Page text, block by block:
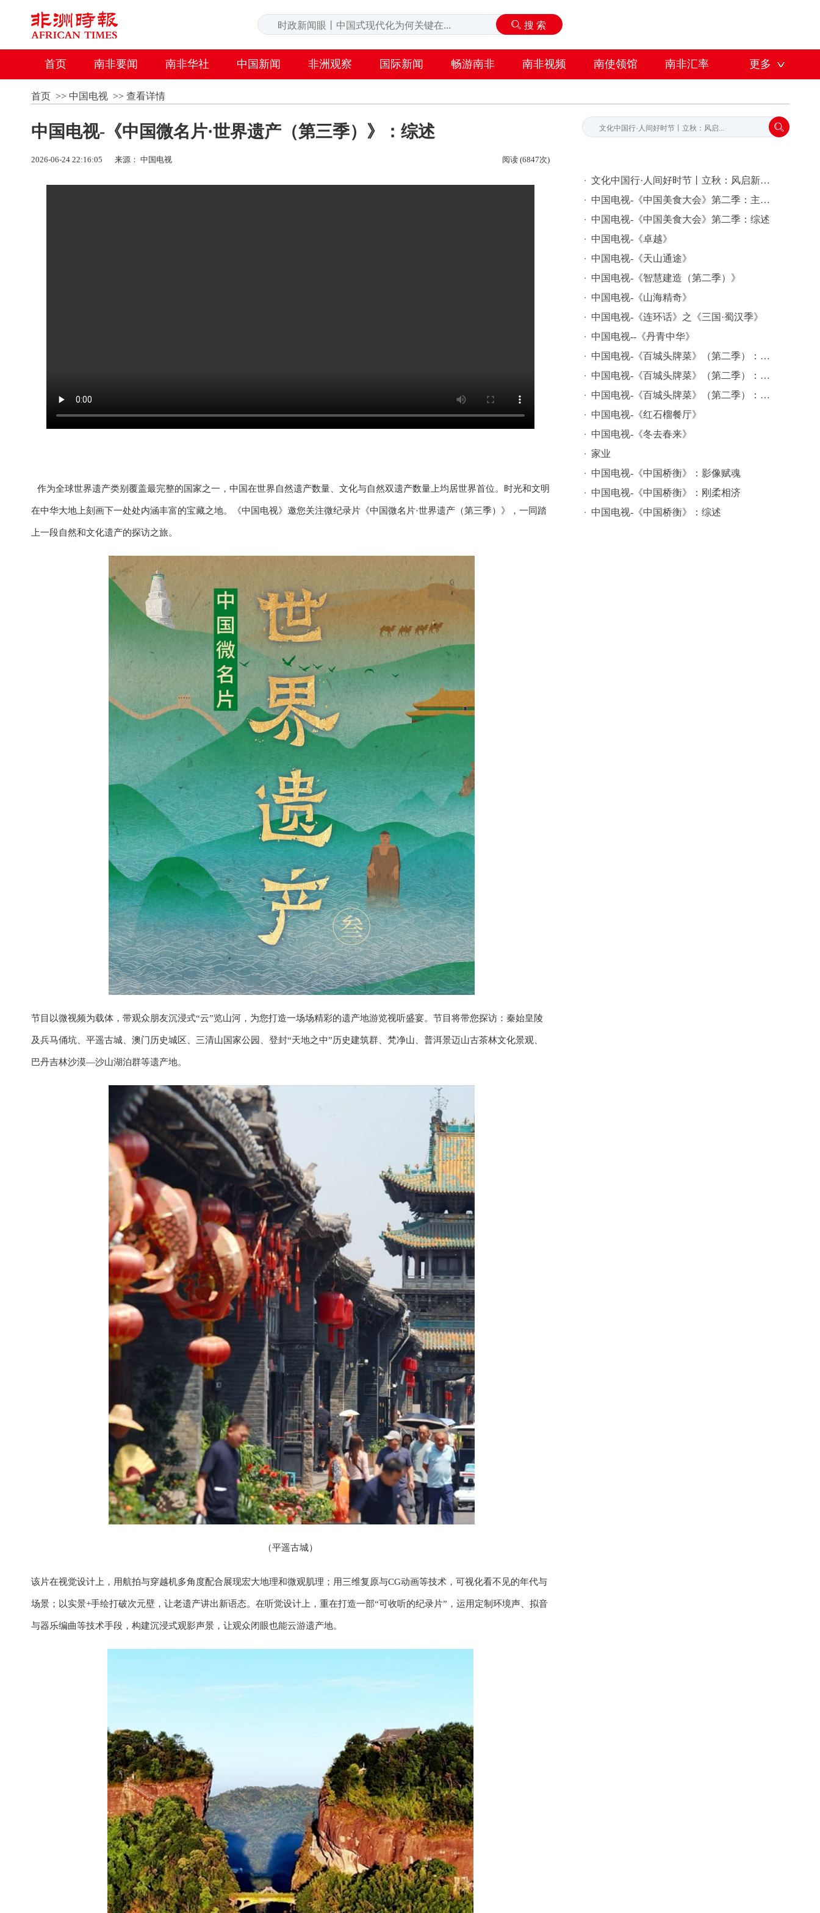
首页 南非要闻 南非华社 中国新闻 非洲观察 国际新闻 畅游南非 南非视频 南使领馆 南非汇率 更多
首页>> 中国电视>> 查看详情
中国电视-《中国微名片·世界遗产（第三季）》：综述
2026-06-24 22:16:05 来源： 中国电视 阅读 (6847次)
作为全球世界遗产类别覆盖最完整的国家之一，中国在世界自然遗产数量、文化与自然双遗产数量上均居世界首位。时光和文明
在中华大地上刻画下一处处内涵丰富的宝藏之地。《中国电视》邀您关注微纪录片《中国微名片·世界遗产（第三季）》，一同踏
上一段自然和文化遗产的探访之旅。
节目以微视频为载体，带观众朋友沉浸式“云”览山河，为您打造一场场精彩的遗产地游览视听盛宴。节目将带您探访：秦始皇陵
及兵马俑坑、平遥古城、澳门历史城区、三清山国家公园、登封“天地之中”历史建筑群、梵净山、普洱景迈山古茶林文化景观、
巴丹吉林沙漠—沙山湖泊群等遗产地。
（平遥古城）
该片在视觉设计上，用航拍与穿越机多角度配合展现宏大地理和微观肌理；用三维复原与CG动画等技术，可视化看不见的年代与
场景；以实景+手绘打破次元壁，让老遗产讲出新语态。在听觉设计上，重在打造一部“可收听的纪录片”，运用定制环境声、拟音
与器乐编曲等技术手段，构建沉浸式观影声景，让观众闭眼也能云游遗产地。
文化中国行·人间好时节丨立秋：风启新秋 万事丰盈
中国电视-《中国美食大会》第二季：主创感悟
中国电视-《中国美食大会》第二季：综述
中国电视-《卓越》
中国电视-《天山通途》
中国电视-《智慧建造（第二季）》
中国电视-《山海精奇》
中国电视-《连环话》之《三国·蜀汉季》
中国电视--《丹青中华》
中国电视-《百城头牌菜》（第二季）：综述
中国电视-《百城头牌菜》（第二季）：模式创新
中国电视-《百城头牌菜》（第二季）：文化赋能
中国电视-《红石榴餐厅》
中国电视-《冬去春来》
家业
中国电视-《中国桥衡》：影像赋魂
中国电视-《中国桥衡》：刚柔相济
中国电视-《中国桥衡》：综述